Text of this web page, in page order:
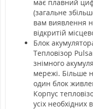
має плавний
(загальне
вам виявлення
відкритій
Блок
Тепловізор
знімного
мережі. Більше
один блок
Корпус
усіх необхідних